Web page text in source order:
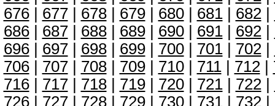
676| 677| 678| 679| 680| 681| 682|
686| 687| 688| 689| 690| 691| 692|
696| 697| 698| 699| 700| 701| 702|
706| 707| 708| 709| 710| 711| 712|
716| 717| 718| 719| 720| 721| 722|
726| 727| 728| 729| 730| 731| 732|